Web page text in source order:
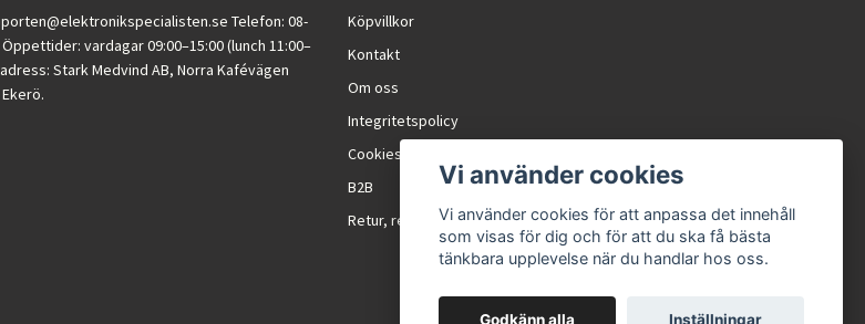
Telefon: 08-
Öppettider: vardagar 09:00–15:00 (lunch 11:00–
Stark Medvind AB, Norra Kafévägen
Ekerö.
Köpvillkor
Kontakt
Om oss
Integritetspolicy
Cookies
B2B
Retur, reklamation och RMA
Vi använder cookies
Vi använder cookies för att anpassa det innehåll
som visas för dig och för att du ska få bästa
tänkbara upplevelse när du handlar hos oss.
Godkänn alla Inställningar